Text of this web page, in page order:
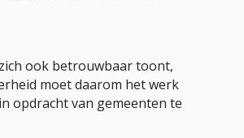
ook betrouwbaar toont,
moet daarom het werk
opdracht van gemeenten te